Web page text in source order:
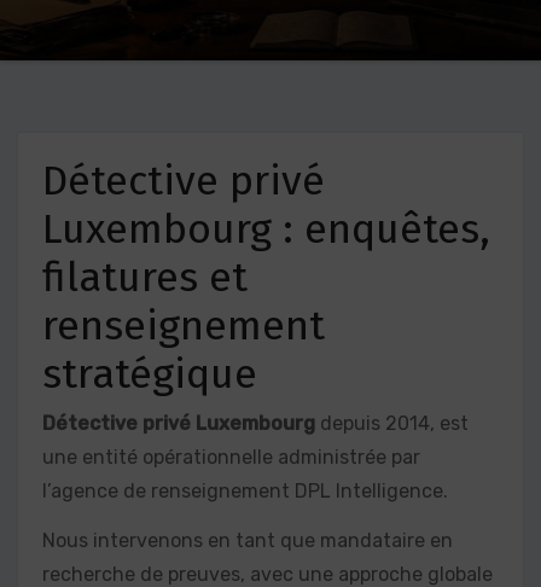
Détective privé
Luxembourg : enquêtes,
filatures et
renseignement
stratégique
Détective privé Luxembourg depuis 2014, est
une entité opérationnelle administrée par
l’agence de renseignement DPL Intelligence.
Nous intervenons en tant que mandataire en
recherche de preuves, avec une approche globale